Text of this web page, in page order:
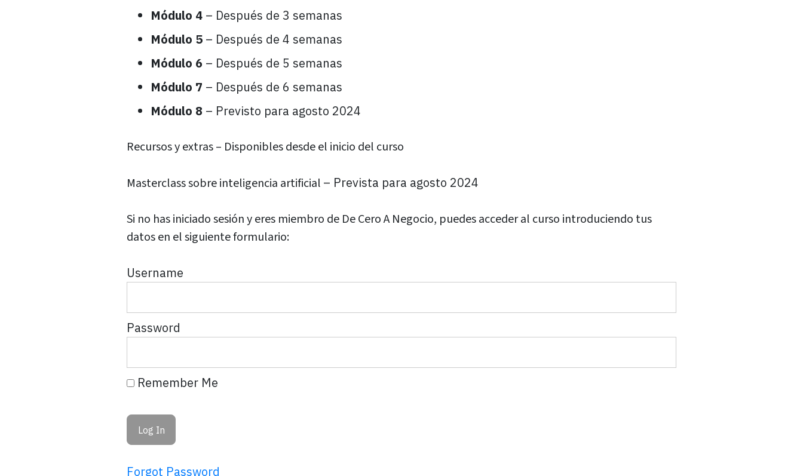
Módulo 4 – Después de 3 semanas
Módulo 5 – Después de 4 semanas
Módulo 6 – Después de 5 semanas
Módulo 7 – Después de 6 semanas
Módulo 8 – Previsto para agosto 2024
Recursos y extras – Disponibles desde el inicio del curso
Masterclass sobre inteligencia artificial – Prevista para agosto 2024
Si no has iniciado sesión y eres miembro de De Cero A Negocio, puedes acceder al curso introduciendo tus
datos en el siguiente formulario:
Username
Password
Remember Me
Forgot Password